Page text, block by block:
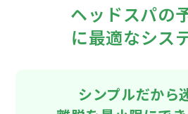
ヘッドスパの
に最適なシス
シンプルだから